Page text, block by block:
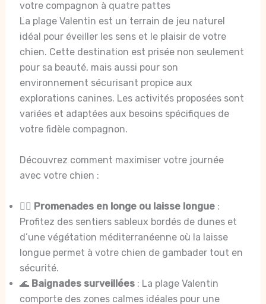
votre compagnon à quatre pattes
La plage Valentin est un terrain de jeu naturel
idéal pour éveiller les sens et le plaisir de votre
chien. Cette destination est prisée non seulement
pour sa beauté, mais aussi pour son
environnement sécurisant propice aux
explorations canines. Les activités proposées sont
variées et adaptées aux besoins spécifiques de
votre fidèle compagnon.
Découvrez comment maximiser votre journée
avec votre chien :
🏃‍♂️ Promenades en longe ou laisse longue:
Profitez des sentiers sableux bordés de dunes et
d’une végétation méditerranéenne où la laisse
longue permet à votre chien de gambader tout en
sécurité.
🌊 Baignades surveillées: La plage Valentin
comporte des zones calmes idéales pour une